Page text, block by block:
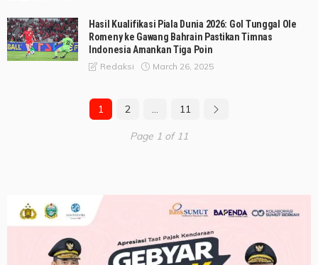
Hasil Kualifikasi Piala Dunia 2026: Gol Tunggal Ole
Romeny ke Gawang Bahrain Pastikan Timnas
Indonesia Amankan Tiga Poin
Redaksi March 26, 2025
1 2 … 11
Page 1 of 11